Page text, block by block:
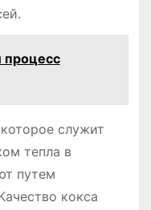
служит
тепла в
путем
кокса